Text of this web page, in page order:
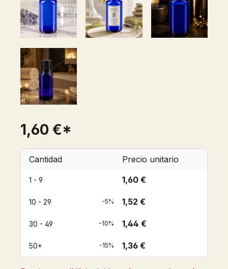
1,60 €*
Cantidad Precio unitario
1 - 9 1,60 €
10 - 29 -5% 1,52 €
30 - 49 -10% 1,44 €
50+ -15% 1,36 €